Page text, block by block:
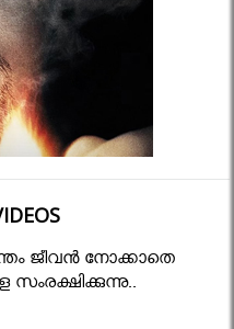
ജീവൻ നോക്കാതെ
സംരക്ഷിക്കുന്നു..